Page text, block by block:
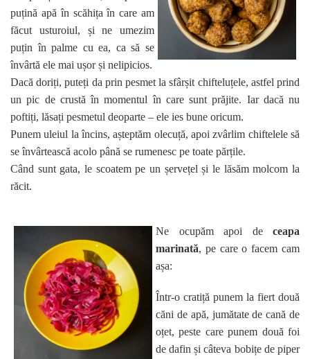
puțină apă în scăhița în care am
făcut usturoiul, și ne umezim
puțin în palme cu ea, ca să se
învârtă ele mai ușor și nelipicios.
Dacă doriți, puteți da prin pesmet la sfârșit chifteluțele, astfel prind
un pic de crustă în momentul în care sunt prăjite. Iar dacă nu
poftiți, lăsați pesmetul deoparte – ele ies bune oricum.
Punem uleiul la încins, așteptăm olecuță, apoi zvârlim chiftelele să
se învârtească acolo până se rumenesc pe toate părțile.
Când sunt gata, le scoatem pe un șervețel și le lăsăm molcom la
răcit.
Ne ocupăm apoi de ceapa
marinată, pe care o facem cam
așa:
Într-o cratiță punem la fiert două
căni de apă, jumătate de cană de
oțet, peste care punem două foi
de dafin și câteva bobițe de piper